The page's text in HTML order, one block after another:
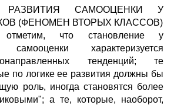
РАЗВИТИЯ САМООЦЕНКИ У
(ФЕНОМЕН ВТОРЫХ КЛАССОВ)
что становление у
самооценки характеризуется
тенденций; те
по логике ее развития должны бы
роль, иногда становятся более
а те, которые, наоборот,